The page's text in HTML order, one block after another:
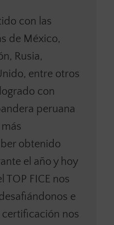
con las
de México,
Rusia,
entre otros
con
peruana
obtenido
el año y hoy
TOP FICE nos
e
nos